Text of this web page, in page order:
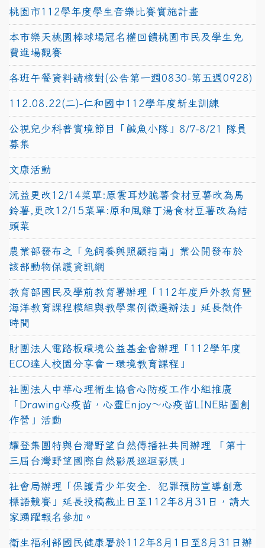
桃園市112學年度學生音樂比賽實施計畫
本市樂天桃園棒球場冠名權回饋桃園市民及學生免
費進場觀賽
各班午餐資料請核對(公告第一週0830-第五週0928)
112.08.22(二)-仁和國中112學年度新生訓練
公視兒少科普實境節目「鹹魚小隊」8/7-8/21 隊員
募集
文康活動
沅益更改12/14菜單:原雲耳炒脆薯食材豆薯改為馬
鈴薯,更改12/15菜單:原和風雞丁湯食材豆薯改為結
頭菜
農業部發布之「兔飼養與照顧指南」業公開發布於
該部動物保護資訊網
教育部國民及學前教育署辦理「112年度戶外教育暨
海洋教育課程模組與教學案例徵選辦法」延長徵件
時間
財團法人電路板環境公益基金會辦理「112學年度
ECO達人校園分享會－環境教育課程」
社團法人中華心理衛生協會心防疫工作小組推廣
「Drawing心疫苗，心靈Enjoy〜心疫苗LINE貼圖創
作營」活動
耀登集團特與台灣野望自然傳播社共同辦理 「第十
三屆台灣野望國際自然影展巡迴影展」
社會局辦理「保護青少年安全．犯罪預防宣導創意
標語競賽」延長投稿截止日至112年8月31日，請大
家踴躍報名參加。
衛生福利部國民健康署於112年8月1日至8月31日辦